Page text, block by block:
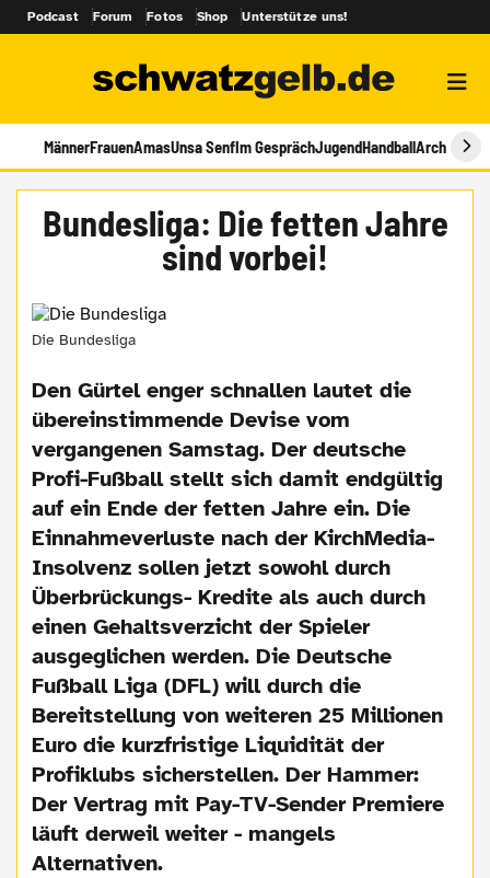
Podcast Forum Fotos Shop Unterstütze uns!
MännerFrauenAmasUnsa SenfIm GesprächJugendHandballArchiv
Bundesliga: Die fetten Jahre
sind vorbei!
Die Bundesliga
Den Gürtel enger schnallen lautet die
übereinstimmende Devise vom
vergangenen Samstag. Der deutsche
Profi-Fußball stellt sich damit endgültig
auf ein Ende der fetten Jahre ein. Die
Einnahmeverluste nach der KirchMedia-
Insolvenz sollen jetzt sowohl durch
Überbrückungs- Kredite als auch durch
einen Gehaltsverzicht der Spieler
ausgeglichen werden. Die Deutsche
Fußball Liga (DFL) will durch die
Bereitstellung von weiteren 25 Millionen
Euro die kurzfristige Liquidität der
Profiklubs sicherstellen. Der Hammer:
Der Vertrag mit Pay-TV-Sender Premiere
läuft derweil weiter - mangels
Alternativen.